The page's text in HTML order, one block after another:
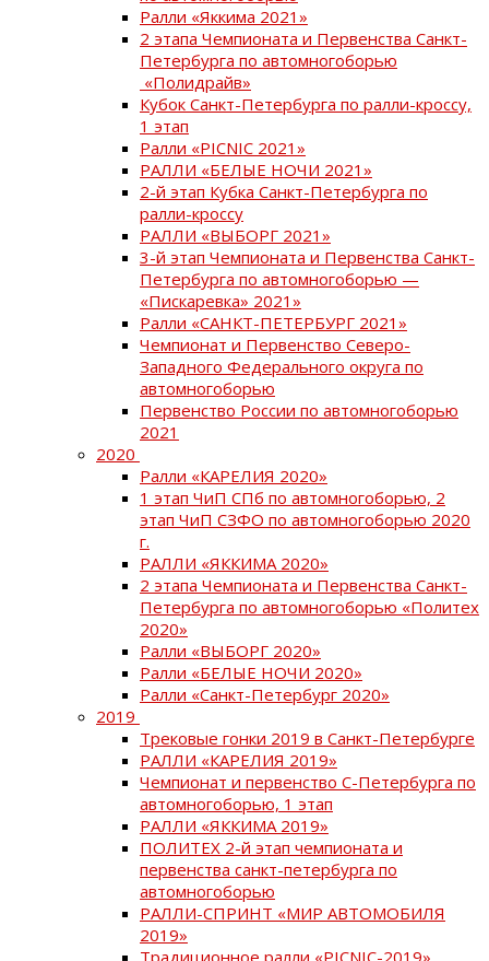
Ралли «Яккима 2021»
2 этапа Чемпионата и Первенства Санкт-
Петербурга по автомногоборью
«Полидрайв»
Кубок Санкт-Петербурга по ралли-кроссу,
1 этап
Ралли «PICNIC 2021»
РАЛЛИ «БЕЛЫЕ НОЧИ 2021»
2-й этап Кубка Санкт-Петербурга по
ралли-кроссу
РАЛЛИ «ВЫБОРГ 2021»
3-й этап Чемпионата и Первенства Санкт-
Петербурга по автомногоборью —
«Пискаревка» 2021»
Ралли «САНКТ-ПЕТЕРБУРГ 2021»
Чемпионат и Первенство Северо-
Западного Федерального округа по
автомногоборью
Первенство России по автомногоборью
2021
2020
Ралли «КАРЕЛИЯ 2020»
1 этап ЧиП СПб по автомногоборью, 2
этап ЧиП СЗФО по автомногоборью 2020
г.
РАЛЛИ «ЯККИМА 2020»
2 этапа Чемпионата и Первенства Санкт-
Петербурга по автомногоборью «Политех
2020»
Ралли «ВЫБОРГ 2020»
Ралли «БЕЛЫЕ НОЧИ 2020»
Ралли «Санкт-Петербург 2020»
2019
Трековые гонки 2019 в Санкт-Петербурге
РАЛЛИ «КАРЕЛИЯ 2019»
Чемпионат и первенство С-Петербурга по
автомногоборью, 1 этап
РАЛЛИ «ЯККИМА 2019»
ПОЛИТЕХ 2-й этап чемпионата и
первенства санкт-петербурга по
автомногоборью
РАЛЛИ-СПРИНТ «МИР АВТОМОБИЛЯ
2019»
Традиционное ралли «PICNIC-2019»